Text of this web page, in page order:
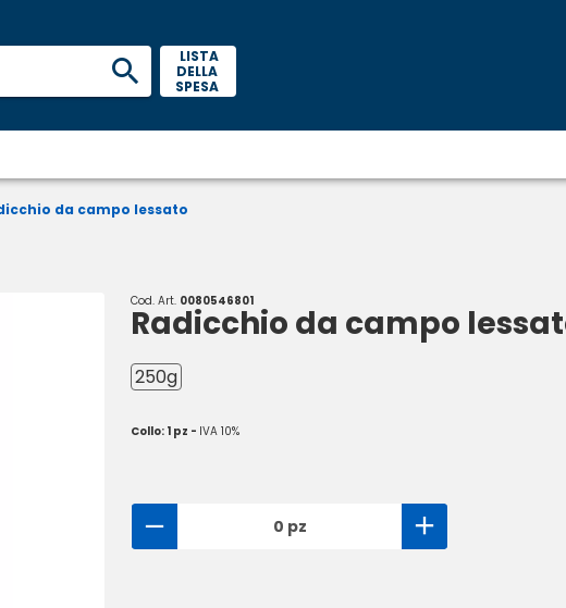
LISTA
DELLA
SPESA
da campo lessato
Cod. Art. 0080546801
Radicchio da campo
250g
Collo: 1 pz - IVA 10%
0 pz